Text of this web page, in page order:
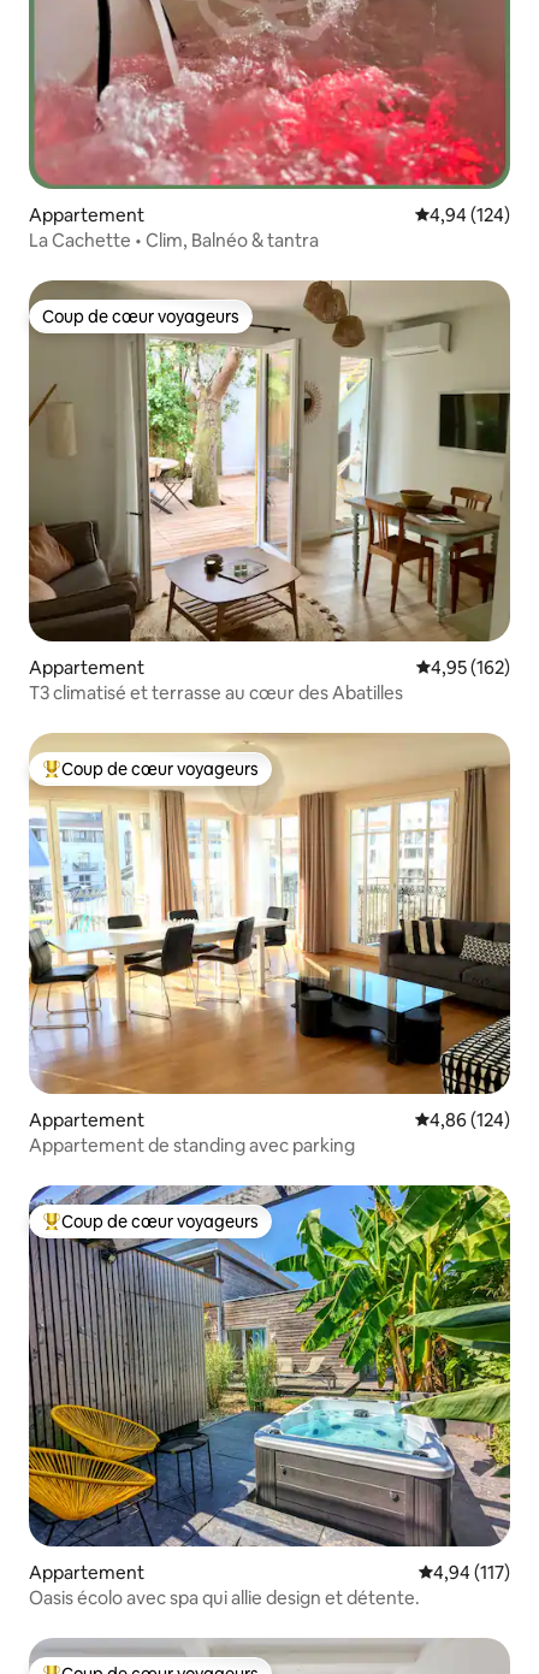
Appartement Évaluation
4,94 (124)
La Cachette • Clim, Balnéo & tantra
Coup de cœur voyageurs
Coup de cœur voyageurs
Appartement Évaluation
4,95 (162)
T3 climatisé et terrasse au cœur des Abatilles
Coups de cœur voyageurs les plus appréciés
Coup de cœur voyageurs
Appartement Évaluation
4,86 (124)
Appartement de standing avec parking
Coups de cœur voyageurs les plus appréciés
Coup de cœur voyageurs
Appartement Évaluation
4,94 (117)
Oasis écolo avec spa qui allie design et détente.